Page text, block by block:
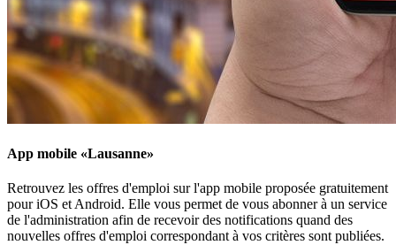
App mobile «Lausanne»
Retrouvez les offres d'emploi sur l'app mobile proposée gratuitement
pour iOS et Android. Elle vous permet de vous abonner à un service
de l'administration afin de recevoir des notifications quand des
nouvelles offres d'emploi correspondant à vos critères sont publiées.